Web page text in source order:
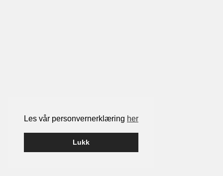
Les vår personvernerklæring her
Lukk